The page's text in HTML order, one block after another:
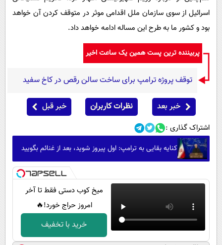
اسرائیل از سوی سازمان ملل اقدامی موثر در متوقف کردن آن خواهد
بود و کشور ما به طرح این مساله ادامه خواهد داد.
پربیننده ترین پست همین یک ساعت اخیر
توقف پروژه ترامپ برای ساخت سالن رقص در کاخ سفید
خبر بعد نظرات کاربران خبر قبل
اشتراک گذاری :
کنایه بقایی به ترامپ: اول پیروز شوید، بعد از غنائم بگویید
میخ کوب دستی فقط تا آخر
امروز حراج خورد!🔥
خرید با تخفیف